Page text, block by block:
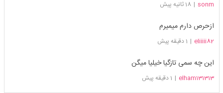
sonm
| 18 ثانیه پیش
ازحرص دارم میمیرم
eliiiii82
| 1 دقیقه پیش
این چه سمی تازگیا خیلیا میگن
elham131313
| 1 دقیقه پیش